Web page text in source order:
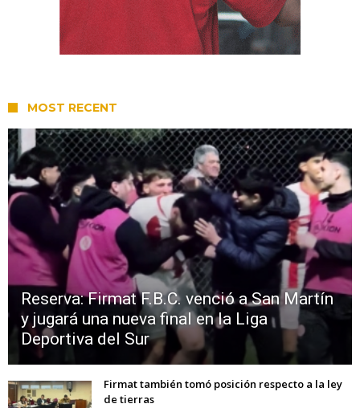
MOST RECENT
Reserva: Firmat F.B.C. venció a San Martín
y jugará una nueva final en la Liga
Deportiva del Sur
Firmat también tomó posición respecto a la ley
de tierras